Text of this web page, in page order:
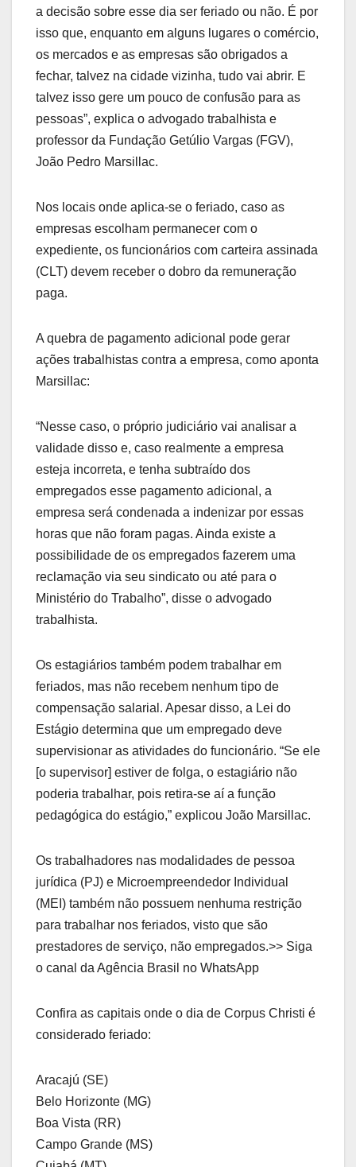
a decisão sobre esse dia ser feriado ou não. É por
isso que, enquanto em alguns lugares o comércio,
os mercados e as empresas são obrigados a
fechar, talvez na cidade vizinha, tudo vai abrir. E
talvez isso gere um pouco de confusão para as
pessoas”, explica o advogado trabalhista e
professor da Fundação Getúlio Vargas (FGV),
João Pedro Marsillac.
Nos locais onde aplica-se o feriado, caso as
empresas escolham permanecer com o
expediente, os funcionários com carteira assinada
(CLT) devem receber o dobro da remuneração
paga.
A quebra de pagamento adicional pode gerar
ações trabalhistas contra a empresa, como aponta
Marsillac:
“Nesse caso, o próprio judiciário vai analisar a
validade disso e, caso realmente a empresa
esteja incorreta, e tenha subtraído dos
empregados esse pagamento adicional, a
empresa será condenada a indenizar por essas
horas que não foram pagas. Ainda existe a
possibilidade de os empregados fazerem uma
reclamação via seu sindicato ou até para o
Ministério do Trabalho”, disse o advogado
trabalhista.
Os estagiários também podem trabalhar em
feriados, mas não recebem nenhum tipo de
compensação salarial. Apesar disso, a Lei do
Estágio determina que um empregado deve
supervisionar as atividades do funcionário. “Se ele
[o supervisor] estiver de folga, o estagiário não
poderia trabalhar, pois retira-se aí a função
pedagógica do estágio,” explicou João Marsillac.
Os trabalhadores nas modalidades de pessoa
jurídica (PJ) e Microempreendedor Individual
(MEI) também não possuem nenhuma restrição
para trabalhar nos feriados, visto que são
prestadores de serviço, não empregados.>> Siga
o canal da Agência Brasil no WhatsApp
Confira as capitais onde o dia de Corpus Christi é
considerado feriado:
Aracajú (SE)
Belo Horizonte (MG)
Boa Vista (RR)
Campo Grande (MS)